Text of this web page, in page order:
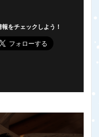
をチェックしよう！